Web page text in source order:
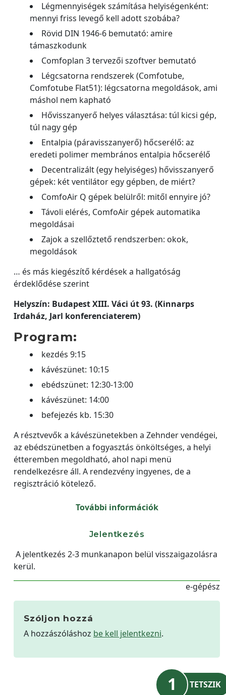
Légmennyiségek számítása helyiségenként:
mennyi friss levegő kell adott szobába?
Rövid DIN 1946-6 bemutató: amire
támaszkodunk
Comfoplan 3 tervezői szoftver bemutató
Légcsatorna rendszerek (Comfotube,
Comfotube Flat51): légcsatorna megoldások, ami
máshol nem kapható
Hővisszanyerő helyes választása: túl kicsi gép,
túl nagy gép
Entalpia (páravisszanyerő) hőcserélő: az
eredeti polimer membrános entalpia hőcserélő
Decentralizált (egy helyiséges) hővisszanyerő
gépek: két ventilátor egy gépben, de miért?
ComfoAir Q gépek belülről: mitől ennyire jó?
Távoli elérés, ComfoAir gépek automatika
megoldásai
Zajok a szellőztető rendszerben: okok,
megoldások
… és más kiegészítő kérdések a hallgatóság
érdeklődése szerint
Helyszín: Budapest XIII. Váci út 93. (Kinnarps
Irdaház, Jarl konferenciaterem)
Program:
kezdés 9:15
kávészünet: 10:15
ebédszünet: 12:30-13:00
kávészünet: 14:00
befejezés kb. 15:30
A résztvevők a kávészünetekben a Zehnder vendégei,
az ebédszünetben a fogyasztás önköltséges, a helyi
étteremben megoldható, ahol napi menü
rendelkezésre áll. A rendezvény ingyenes, de a
regisztráció kötelező.
További információk
Jelentkezés
A jelentkezés 2-3 munkanapon belül visszaigazolásra
kerül.
e-gépész
Szóljon hozzá
A hozzászóláshoz be kell jelentkezni.
1 TETSZIK